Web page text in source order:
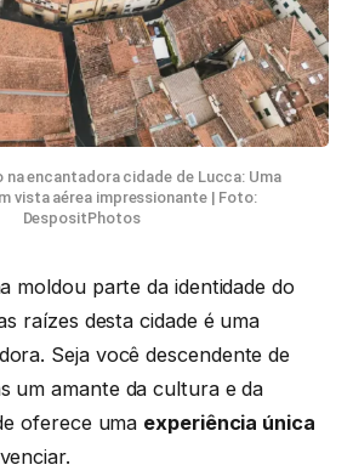
encantadora cidade de Lucca: Uma
vista aérea impressionante | Foto:
DespositPhotos
moldou parte da identidade do
raízes desta cidade é uma
Seja você descendente de
um amante da cultura e da
oferece uma experiência única